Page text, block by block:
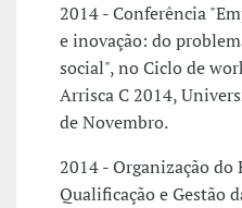
2014 - Conferência
e inovação: do
social", no Ciclo de
Arrisca C 2014,
de Novembro.
2014 - Organização
Qualificação e Gestão